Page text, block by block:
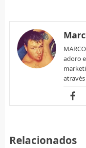
adoro
Relacionados